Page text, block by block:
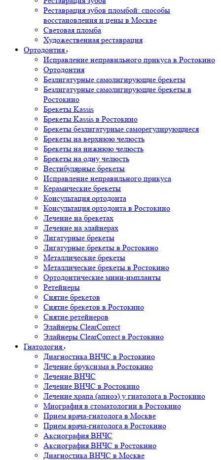
Реставрация зубов пломбой: способы
восстановления и цены в Москве
Световая пломба
Художественная реставрация
Ортодонтия
Исправление неправильного прикуса в Ростокино
Ортодонтия
Безлигатурные самолигирующие брекеты
Безлигатурные самолигирующие брекеты в
Ростокино
Брекеты Kassis
Брекеты Kassis в Ростокино
Брекеты безлигатурные саморегулирующиеся
Брекеты на верхнюю челюсть
Брекеты на нижнюю челюсть
Брекеты на одну челюсть
Вестибулярные брекеты
Исправление неправильного прикуса
Керамические брекеты
Консультация ортодонта
Консультация ортодонта в Ростокино
Лечение на брекетах
Лечение на элайнерах
Лигатурные брекеты
Лигатурные брекеты в Ростокино
Металлические брекеты
Металлические брекеты в Ростокино
Ортодонтические мини-импланты
Ретейнеры
Снятие брекетов
Снятие брекетов в Ростокино
Снятие ретейнеров
Элайнеры ClearCorrect
Элайнеры ClearCorrect в Ростокино
Гнатология
Диагностика ВНЧС в Ростокино
Лечение бруксизма в Ростокино
Лечение ВНЧС
Лечение ВНЧС в Ростокино
Лечение храпа (апноэ) у гнатолога в Ростокино
Миография в стоматологии в Ростокино
Прием врача-гнатолога в Москве
Прием врача-гнатолога в Ростокино
Аксиография ВНЧС
Аксиография ВНЧС в Ростокино
Диагностика ВНЧС в Москве